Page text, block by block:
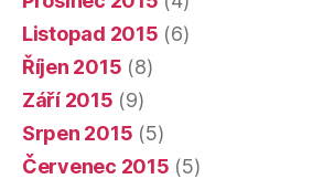
Listopad 2015 (6)
Říjen 2015 (8)
Září 2015 (9)
Srpen 2015 (5)
Červenec 2015 (5)